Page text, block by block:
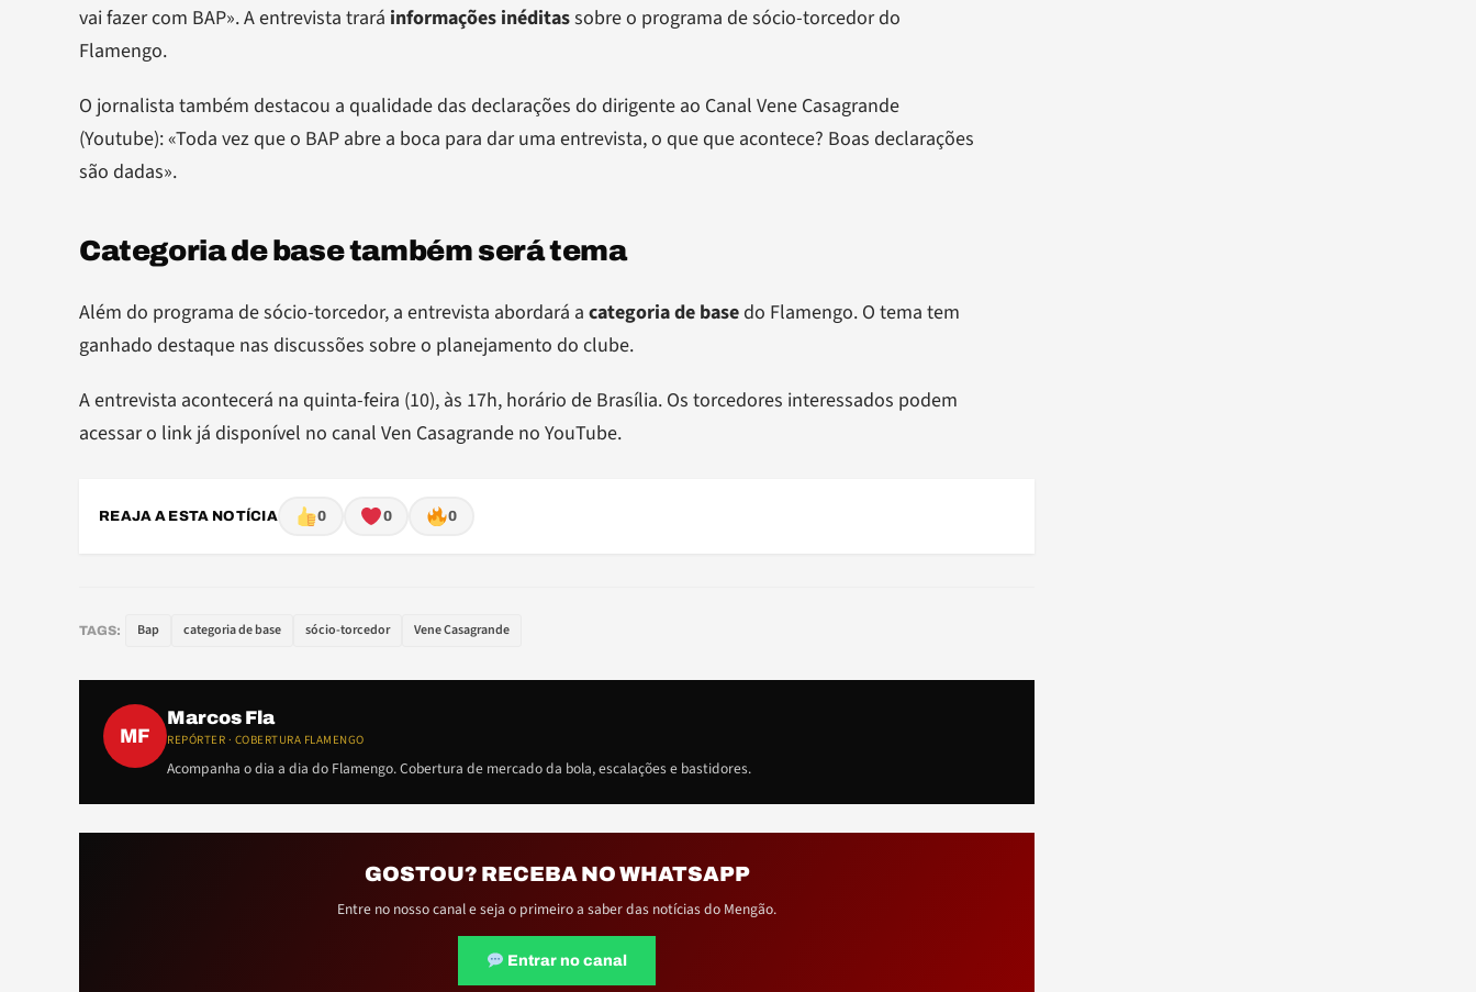
vai fazer com BAP». A entrevista trará informações inéditassobre o programa de sócio-torcedor do
Flamengo.
O jornalista também destacou a qualidade das declarações do dirigente ao Canal Vene Casagrande
(Youtube): «Toda vez que o BAP abre a boca para dar uma entrevista, o que que acontece? Boas declarações
são dadas».
Categoria de base também será tema
Além do programa de sócio-torcedor, a entrevista abordará a categoria de base do Flamengo. O tema tem
ganhado destaque nas discussões sobre o planejamento do clube.
A entrevista acontecerá na quinta-feira (10), às 17h, horário de Brasília. Os torcedores interessados podem
acessar o link já disponível no canal Ven Casagrande no YouTube.
REAJA A ESTA NOTÍCIA 0 0 0
TAGS: Bap categoria de base sócio-torcedor Vene Casagrande
MF
Marcos Fla
REPÓRTER · COBERTURA FLAMENGO
Acompanha o dia a dia do Flamengo. Cobertura de mercado da bola, escalações e bastidores.
GOSTOU? RECEBA NO WHATSAPP
Entre no nosso canal e seja o primeiro a saber das notícias do Mengão.
Entrar no canal